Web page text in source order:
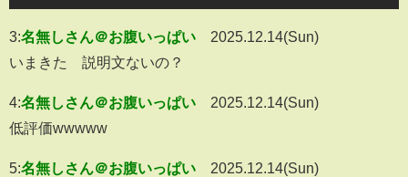
3:名無しさん＠お腹いっぱい
2025.12.14(Sun)
いまきた 説明文ないの？
4:名無しさん＠お腹いっぱい
2025.12.14(Sun)
低評価wwwww
5:名無しさん＠お腹いっぱい
2025.12.14(Sun)